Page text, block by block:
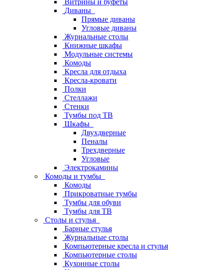
Витрины и буфеты
Диваны
Прямые диваны
Угловые диваны
Журнальные столы
Книжные шкафы
Модульные системы
Комоды
Кресла для отдыха
Кресла-кровати
Полки
Стеллажи
Стенки
Тумбы под ТВ
Шкафы
Двухдверные
Пеналы
Трехдверные
Угловые
Электрокамины
Комоды и тумбы
Комоды
Прикроватные тумбы
Тумбы для обуви
Тумбы для ТВ
Столы и стулья
Барные стулья
Журнальные столы
Компьютерные кресла и стулья
Компьютерные столы
Кухонные столы